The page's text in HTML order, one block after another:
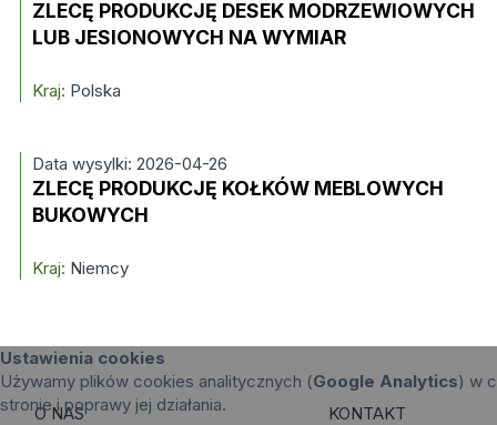
ZLECĘ PRODUKCJĘ DESEK MODRZEWIOWYCH
LUB JESIONOWYCH NA WYMIAR
Kraj: Polska
Data wysylki: 2026-04-26
ZLECĘ PRODUKCJĘ KOŁKÓW MEBLOWYCH
BUKOWYCH
Kraj: Niemcy
Ustawienia cookies
Używamy plików cookies analitycznych (Google Analytics) w
stronie i poprawy jej działania.
O NAS
KONTAKT